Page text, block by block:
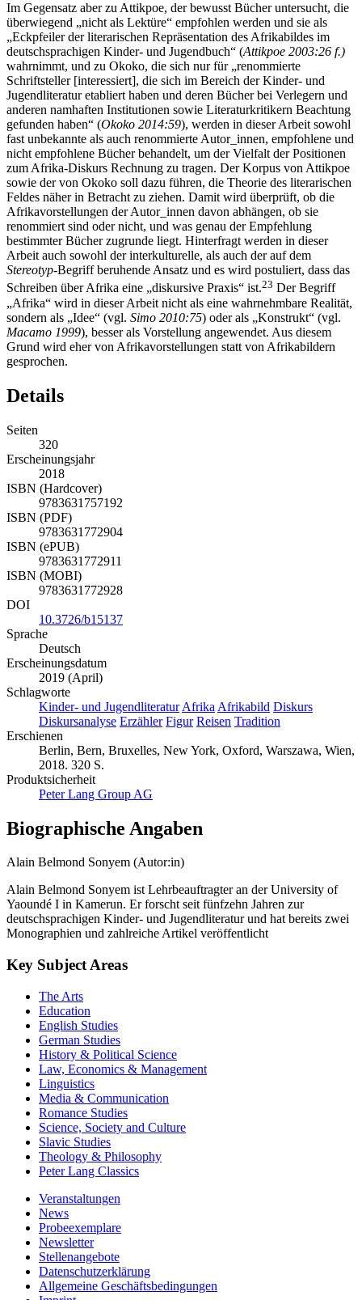
Im Gegensatz aber zu Attikpoe, der bewusst Bücher untersucht, die
überwiegend „nicht als Lektüre“ empfohlen werden und sie als
„Eckpfeiler der literarischen Repräsentation des Afrikabildes im
deutschsprachigen Kinder- und Jugendbuch“ (Attikpoe 2003:26 f.)
wahrnimmt, und zu Okoko, die sich nur für „renommierte
Schriftsteller [interessiert], die sich im Bereich der Kinder- und
Jugendliteratur etabliert haben und deren Bücher bei Verlegern und
anderen namhaften Institutionen sowie Literaturkritikern Beachtung
gefunden haben“ (Okoko 2014:59), werden in dieser Arbeit sowohl
fast unbekannte als auch renommierte Autor_innen, empfohlene und
nicht empfohlene Bücher behandelt, um der Vielfalt der Positionen
zum Afrika-Diskurs Rechnung zu tragen. Der Korpus von Attikpoe
sowie der von Okoko soll dazu führen, die Theorie des literarischen
Feldes näher in Betracht zu ziehen. Damit wird überprüft, ob die
Afrikavorstellungen der Autor_innen davon abhängen, ob sie
renommiert sind oder nicht, und was genau der Empfehlung
bestimmter Bücher zugrunde liegt. Hinterfragt werden in dieser
Arbeit auch sowohl der interkulturelle, als auch der auf dem
Stereotyp-Begriff beruhende Ansatz und es wird postuliert, dass das
Schreiben über Afrika eine „diskursive Praxis“ ist.23 Der Begriff
„Afrika“ wird in dieser Arbeit nicht als eine wahrnehmbare Realität,
sondern als „Idee“ (vgl. Simo 2010:75) oder als „Konstrukt“ (vgl.
Macamo 1999), besser als Vorstellung angewendet. Aus diesem
Grund wird eher von Afrikavorstellungen statt von Afrikabildern
gesprochen.
Details
Seiten
320
Erscheinungsjahr
2018
ISBN (Hardcover)
9783631757192
ISBN (PDF)
9783631772904
ISBN (ePUB)
9783631772911
ISBN (MOBI)
9783631772928
DOI
10.3726/b15137
Sprache
Deutsch
Erscheinungsdatum
2019 (April)
Schlagworte
Kinder- und Jugendliteratur Afrika Afrikabild Diskurs
Diskursanalyse Erzähler Figur Reisen Tradition
Erschienen
Berlin, Bern, Bruxelles, New York, Oxford, Warszawa, Wien,
2018. 320 S.
Produktsicherheit
Peter Lang Group AG
Biographische Angaben
Alain Belmond Sonyem (Autor:in)
Alain Belmond Sonyem ist Lehrbeauftragter an der University of
Yaoundé I in Kamerun. Er forscht seit fünfzehn Jahren zur
deutschsprachigen Kinder- und Jugendliteratur und hat bereits zwei
Monographien und zahlreiche Artikel veröffentlicht
Key Subject Areas
The Arts
Education
English Studies
German Studies
History & Political Science
Law, Economics & Management
Linguistics
Media & Communication
Romance Studies
Science, Society and Culture
Slavic Studies
Theology & Philosophy
Peter Lang Classics
Veranstaltungen
News
Probeexemplare
Newsletter
Stellenangebote
Datenschutzerklärung
Allgemeine Geschäftsbedingungen